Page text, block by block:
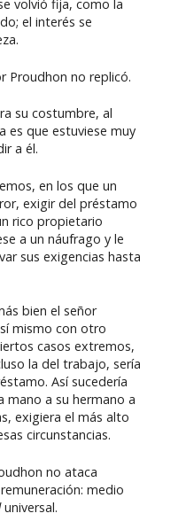
volvió fija, como la
el interés se
Proudhon no replicó.
su costumbre, al
es que estuviese muy
a él.
en los que un
exigir del préstamo
rico propietario
a un náufrago y le
sus exigencias hasta
bien el señor
mismo con otro
casos extremos,
la del trabajo, sería
Así sucedería
mano a su hermano a
exigiera el más alto
circunstancias.
no ataca
medio
universal.